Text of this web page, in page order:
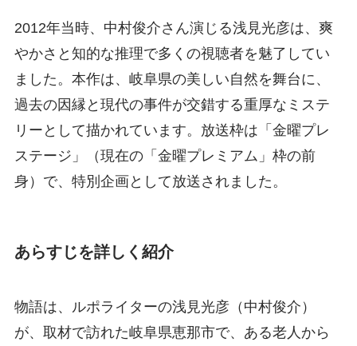
2012年当時、中村俊介さん演じる浅見光彦は、爽
やかさと知的な推理で多くの視聴者を魅了してい
ました。本作は、岐阜県の美しい自然を舞台に、
過去の因縁と現代の事件が交錯する重厚なミステ
リーとして描かれています。放送枠は「金曜プレ
ステージ」（現在の「金曜プレミアム」枠の前
身）で、特別企画として放送されました。
あらすじを詳しく紹介
物語は、ルポライターの浅見光彦（中村俊介）
が、取材で訪れた岐阜県恵那市で、ある老人から